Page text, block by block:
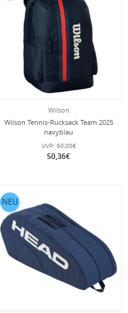
Wilson
Wilson Tennis-Rucksack Team 2025
navyblau
UVP: 60,00€
50,36€
NEU